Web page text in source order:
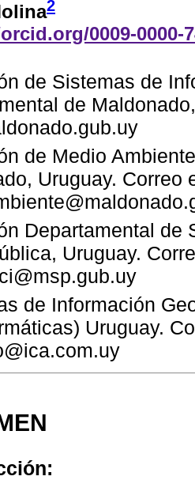
2
0009-0000-
de Sistemas de
de
de Medio
Uruguay. Correo
Departamental de
Uruguay.
de Información
Uruguay.